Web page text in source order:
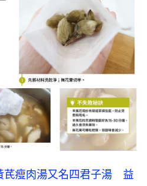
芪瘦肉湯又名四君子湯 益